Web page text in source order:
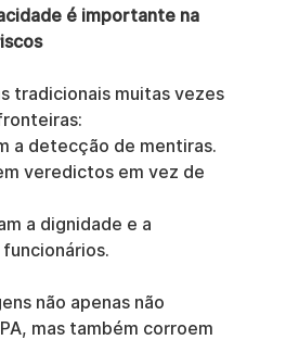
é importante na
tradicionais muitas vezes
a detecção de mentiras.
veredictos em vez de
a dignidade e a
não apenas não
mas também corroem